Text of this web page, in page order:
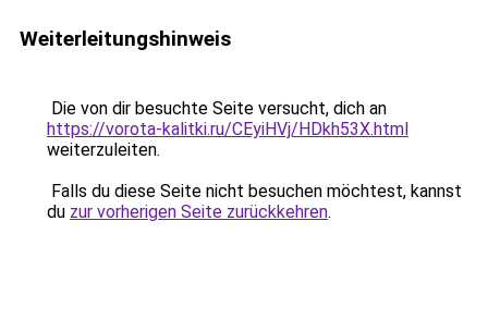
Weiterleitungshinweis
Die von dir besuchte Seite versucht, dich an
https://vorota-kalitki.ru/CEyiHVj/HDkh53X.html
weiterzuleiten.
Falls du diese Seite nicht besuchen möchtest, kannst
du zur vorherigen Seite zurückkehren.